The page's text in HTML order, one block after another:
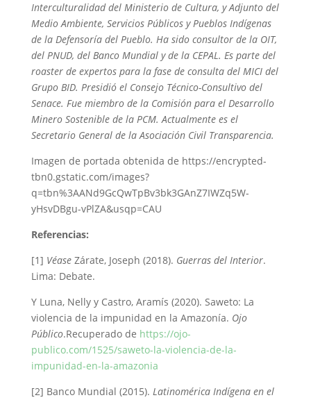
Interculturalidad del Ministerio de Cultura, y Adjunto del
Medio Ambiente, Servicios Públicos y Pueblos Indígenas
de la Defensoría del Pueblo. Ha sido consultor de la OIT,
del PNUD, del Banco Mundial y de la CEPAL. Es parte del
roaster de expertos para la fase de consulta del MICI del
Grupo BID. Presidió el Consejo Técnico-Consultivo del
Senace. Fue miembro de la Comisión para el Desarrollo
Minero Sostenible de la PCM. Actualmente es el
Secretario General de la Asociación Civil Transparencia.
Imagen de portada obtenida de https://encrypted-
tbn0.gstatic.com/images?
q=tbn%3AANd9GcQwTpBv3bk3GAnZ7IWZq5W-
yHsvDBgu-vPlZA&usqp=CAU
Referencias:
[1] VéaseZárate, Joseph (2018). Guerras del Interior.
Lima: Debate.
Y Luna, Nelly y Castro, Aramís (2020). Saweto: La
violencia de la impunidad en la Amazonía. Ojo
Público.Recuperado de https://ojo-
publico.com/1525/saweto-la-violencia-de-la-
impunidad-en-la-amazonia
[2] Banco Mundial (2015). Latinomérica Indígena en el